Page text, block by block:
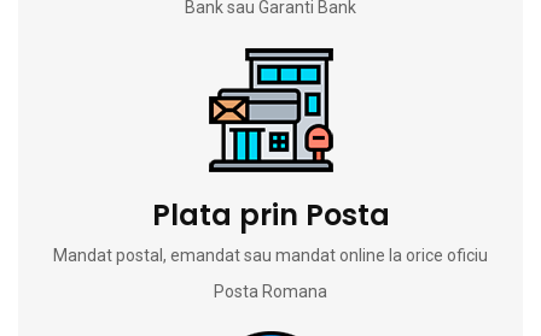
Bank sau Garanti Bank
Plata prin Posta
Mandat postal, emandat sau mandat online la orice oficiu
Posta Romana